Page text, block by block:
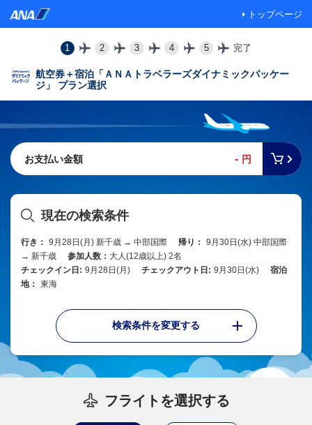
トップページ
1 2 3 4 5 完了
航空券＋宿泊「ＡＮＡトラベラーズダイナミックパッケー
ジ」 プラン選択
お支払い金額 - 円
現在の検索条件
行き： 9月28日(月) 新千歳 → 中部国際 帰り： 9月30日(水) 中部国際
→ 新千歳
参加人数： 大人(12歳以上) 2名
チェックイン日: 9月28日(月) チェックアウト日: 9月30日(水)
宿泊
地： 東海
検索条件を変更する
フライトを選択する